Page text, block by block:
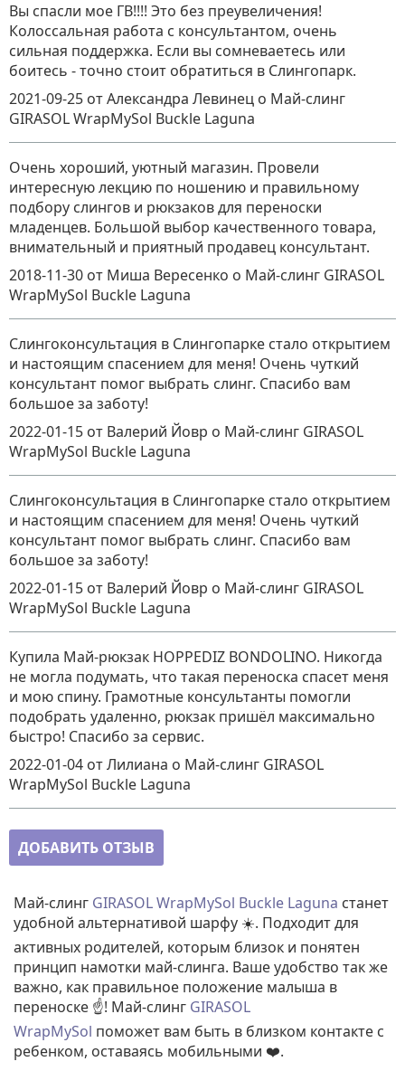
Вы спасли мое ГВ!!!! Это без преувеличения!
Колоссальная работа с консультантом, очень
сильная поддержка. Если вы сомневаетесь или
боитесь - точно стоит обратиться в Слингопарк.
2021-09-25 от Александра Левинец о Май-слинг
GIRASOL WrapMySol Buckle Laguna
Очень хороший, уютный магазин. Провели
интересную лекцию по ношению и правильному
подбору слингов и рюкзаков для переноски
младенцев. Большой выбор качественного товара,
внимательный и приятный продавец консультант.
2018-11-30 от Миша Вересенко о Май-слинг GIRASOL
WrapMySol Buckle Laguna
Слингоконсультация в Слингопарке стало открытием
и настоящим спасением для меня! Очень чуткий
консультант помог выбрать слинг. Спасибо вам
большое за заботу!
2022-01-15 от Валерий Йовр о Май-слинг GIRASOL
WrapMySol Buckle Laguna
Слингоконсультация в Слингопарке стало открытием
и настоящим спасением для меня! Очень чуткий
консультант помог выбрать слинг. Спасибо вам
большое за заботу!
2022-01-15 от Валерий Йовр о Май-слинг GIRASOL
WrapMySol Buckle Laguna
Купила Май-рюкзак HOPPEDIZ BONDOLINO. Никогда
не могла подумать, что такая переноска спасет меня
и мою спину. Грамотные консультанты помогли
подобрать удаленно, рюкзак пришёл максимально
быстро! Спасибо за сервис.
2022-01-04 от Лилиана о Май-слинг GIRASOL
WrapMySol Buckle Laguna
ДОБАВИТЬ ОТЗЫВ
Май-слинг GIRASOL WrapMySol Buckle Laguna станет
удобной альтернативой шарфу ☀️. Подходит для
активных родителей, которым близок и понятен
принцип намотки май-слинга. Ваше удобство так же
важно, как правильное положение малыша в
переноске ☝️! Май-слинг GIRASOL
WrapMySol поможет вам быть в близком контакте с
ребенком, оставаясь мобильными ❤️.